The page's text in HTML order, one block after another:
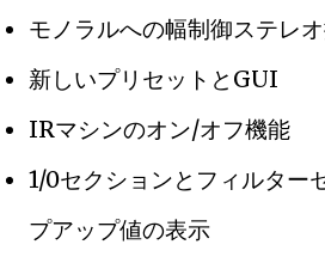
モノラルへの幅制御ステレ
新しいプリセットとGUI
IRマシンのオン/オフ機能
1/0セクションとフィルター
プアップ値の表示